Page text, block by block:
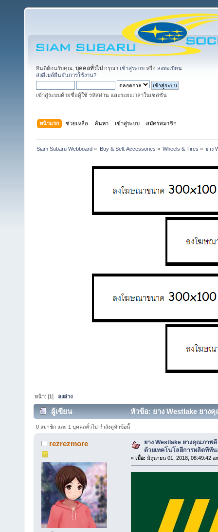
ยินดีต้อนรับคุณ, บุคคลทั่วไป กรุณา เข้าสู่ระบบ หรือ ลงทะเบียน
ส่งอีเมล์ยืนยันการใช้งาน?
เข้าสู่ระบบด้วยชื่อผู้ใช้ รหัสผ่าน และระยะเวลาในเซสชั่น
หน้าแรก ช่วยเหลือ ค้นหา เข้าสู่ระบบ สมัครสมาชิก
Siam Subaru Webboard » Buy & Sell: Accessories » Wheels & Tires » ยาง
หน้า: [1] ลงล่าง
ผู้เขียน
หัวข้อ: ยาง Westlake ยา
7864 ครั้ง)
0 สมาชิก และ 1 บุคคลทั่วไป กำลังดูหัวข้อนี้
rezrezmore
ยาง Westlake ยางคุณภาพ
ด้วยเทคโนโลยีการผลิตทีทั
« เมื่อ: มิถุนายน 01, 2018, 08:49:42